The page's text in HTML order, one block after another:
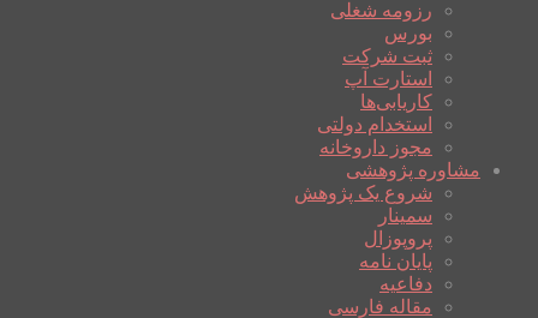
رزومه شغلی
بورس
ثبت شرکت
استارت آپ
کاریابی‌ها
استخدام دولتی
مجوز داروخانه
مشاوره پژوهشی
شروع یک پژوهش
سمینار
پروپوزال
پایان نامه
دفاعیه
مقاله فارسی